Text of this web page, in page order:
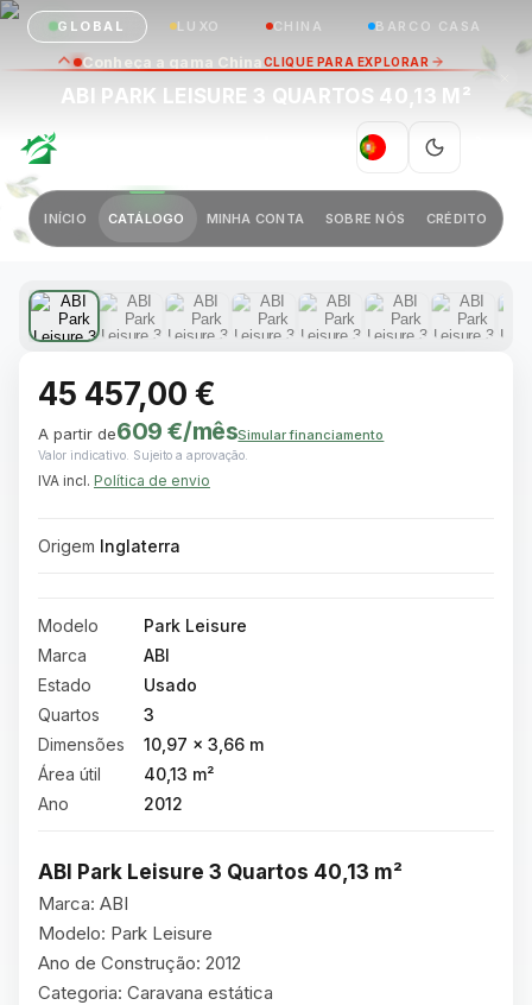
GLOBAL LUXO CHINA BARCO CASA
PT
INÍCIO CATÁLOGO MINHA CONTA SOBRE NÓS CRÉDITO
ABI PARK LEISURE 3 QUARTOS 40,13 M²
1 / 16
45 457,00 €
A partir de609 €/mêsSimular financiamento
Valor indicativo. Sujeito a aprovação.
IVA incl. Política de envio
Origem Inglaterra
Modelo
Park Leisure
Marca
ABI
Estado
Usado
Quartos
3
Dimensões
10,97 × 3,66 m
Área útil
40,13 m²
Ano
2012
ABI Park Leisure 3 Quartos 40,13 m²
Marca: ABI
Modelo: Park Leisure
Ano de Construção: 2012
Categoria: Caravana estática
Conheça a gama ChinaCLIQUE PARA EXPLORAR